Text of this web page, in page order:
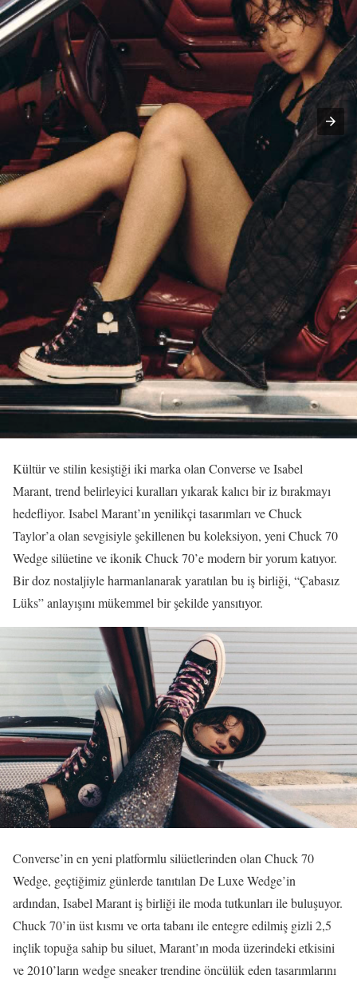
Kültür ve stilin kesiştiği iki marka olan Converse ve Isabel
Marant, trend belirleyici kuralları yıkarak kalıcı bir iz bırakmayı
hedefliyor. Isabel Marant’ın yenilikçi tasarımları ve Chuck
Taylor’a olan sevgisiyle şekillenen bu koleksiyon, yeni Chuck 70
Wedge silüetine ve ikonik Chuck 70’e modern bir yorum katıyor.
Bir doz nostaljiyle harmanlanarak yaratılan bu iş birliği, “Çabasız
Lüks” anlayışını mükemmel bir şekilde yansıtıyor.
Converse’in en yeni platformlu silüetlerinden olan Chuck 70
Wedge, geçtiğimiz günlerde tanıtılan De Luxe Wedge’in
ardından, Isabel Marant iş birliği ile moda tutkunları ile buluşuyor.
Chuck 70’in üst kısmı ve orta tabanı ile entegre edilmiş gizli 2,5
inçlik topuğa sahip bu siluet, Marant’ın moda üzerindeki etkisini
ve 2010’ların wedge sneaker trendine öncülük eden tasarımlarını